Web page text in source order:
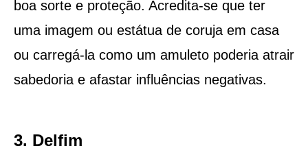
boa sorte e proteção. Acredita-se que ter
uma imagem ou estátua de coruja em casa
ou carregá-la como um amuleto poderia atrair
sabedoria e afastar influências negativas.
3. Delfim